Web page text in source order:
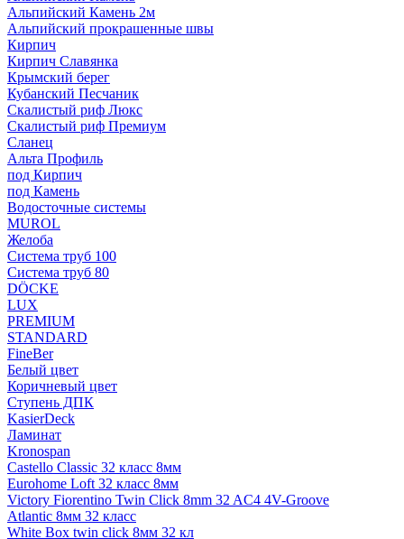
Альпийский Камень 2м
Альпийский прокрашенные швы
Кирпич
Кирпич Славянка
Крымский берег
Кубанский Песчаник
Скалистый риф Люкс
Скалистый риф Премиум
Сланец
Альта Профиль
под Кирпич
под Камень
Водосточные системы
MUROL
Желоба
Система труб 100
Система труб 80
DÖCKE
LUX
PREMIUM
STANDARD
FineBer
Белый цвет
Коричневый цвет
Ступень ДПК
KasierDeck
Ламинат
Kronospan
Castello Classic 32 класс 8мм
Eurohome Loft 32 класс 8мм
Victory Fiorentino Twin Click 8mm 32 AC4 4V-Groove
Atlantic 8мм 32 класс
White Box twin click 8мм 32 кл